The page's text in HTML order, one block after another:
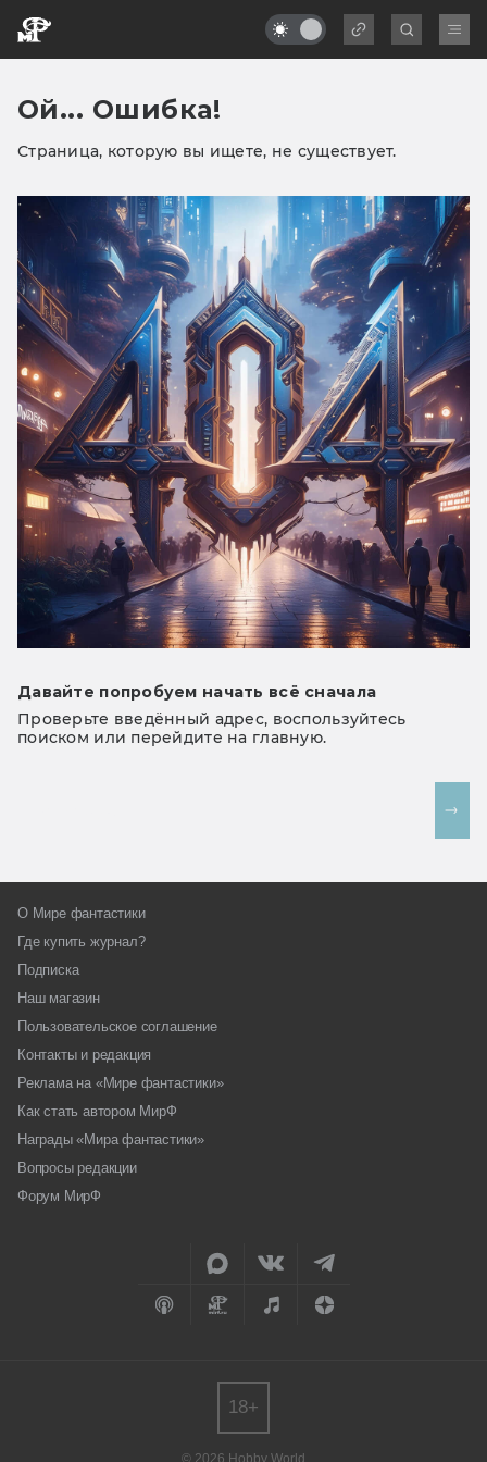
Ой... Ошибка!
Страница, которую вы ищете, не существует.
Давайте попробуем начать всё сначала
Проверьте введённый адрес, воспользуйтесь
поиском или перейдите на главную.
О Мире фантастики
Где купить журнал?
Подписка
Наш магазин
Пользовательское соглашение
Контакты и редакция
Реклама на «Мире фантастики»
Как стать автором МирФ
Награды «Мира фантастики»
Вопросы редакции
Форум МирФ
© 2026 Hobby World
18+